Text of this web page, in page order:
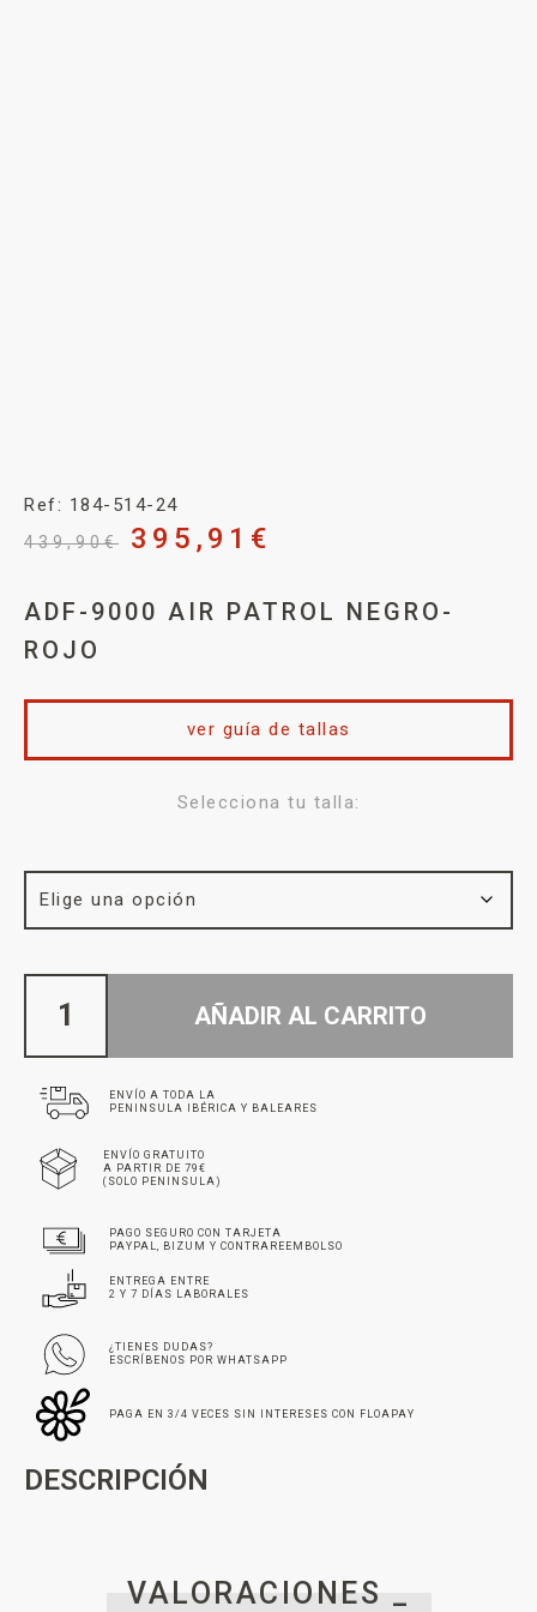
Ref: 184-514-24
439,90€ 395,91 €
ADF-9000 AIR PATROL NEGRO-
ROJO
Selecciona tu talla:
ver guía de tallas
AÑADIR AL CARRITO
ENVÍO A TODA LA
PENINSULA IBÉRICA Y BALEARES
ENVÍO GRATUITO
A PARTIR DE 79€
(SOLO PENINSULA)
PAGO SEGURO CON TARJETA
PAYPAL, BIZUM Y CONTRAREEMBOLSO
ENTREGA ENTRE
2 Y 7 DÍAS LABORALES
¿TIENES DUDAS?
ESCRÍBENOS POR WHATSAPP
PAGA EN 3/4 VECES SIN INTERESES CON FLOAPAY
DESCRIPCIÓN
VALORACIONES _